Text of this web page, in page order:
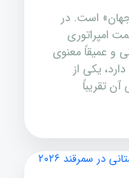
است. در
امپراتوری
و عمیقاً معنوی
سال قدمت دارد، یکی از
تقریباً